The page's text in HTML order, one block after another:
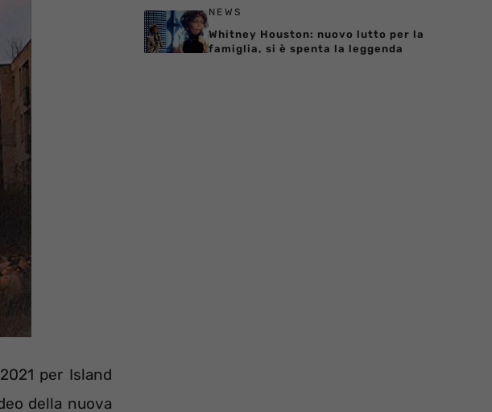
per Island
della nuova
NEWS
Whitney Houston: nuovo lutto per la
famiglia, si è spenta la leggenda